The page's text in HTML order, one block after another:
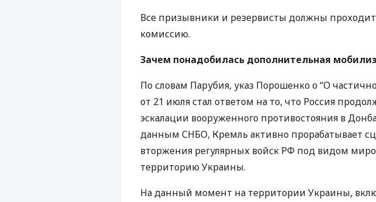
Все призывники и резервисты должны
комиссию.
Зачем понадобилась дополнительная
По словам Парубия, указ Порошенко о “О
от 21 июля стал ответом на то, что Россия
эскалации вооруженного противостояния в
данным СНБО, Кремль активно прорабатывает
вторжения регулярных войск РФ под видом
территорию Украины.
На данный момент на территории Украины,